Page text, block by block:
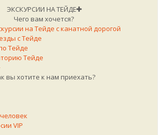
ЭКСКУРСИИ НА ТЕЙДЕ
Чего вам хочется?
на Тейде с канатной дорогой
с Тейде
Тейде
Тейде
вы хотите к нам приехать?
VIP